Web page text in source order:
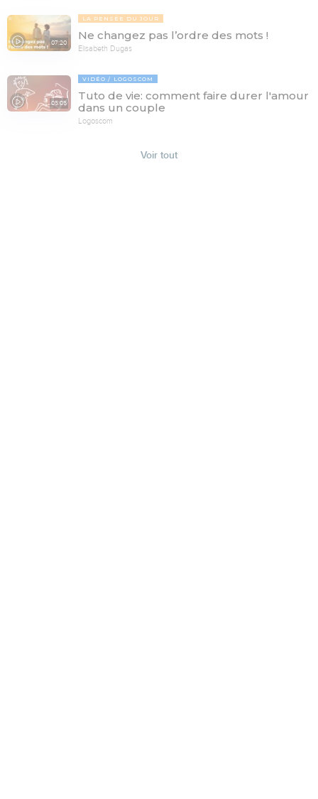
07:20
LA PENSÉE DU JOUR
Ne changez pas l’ordre des mots !
Elisabeth Dugas
05:05
VIDÉO LOGOSCOM
Tuto de vie: comment faire durer l'amour
dans un couple
Logoscom
Voir tout